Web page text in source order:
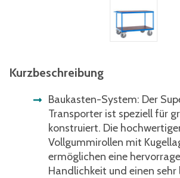
Kurzbeschreibung
Baukasten-System: Der
Transporter ist speziell für
konstruiert. Die
Vollgummirollen mit
ermöglichen eine
Handlichkeit und einen